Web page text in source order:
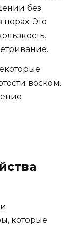
без
порах. Это
воском.
которые